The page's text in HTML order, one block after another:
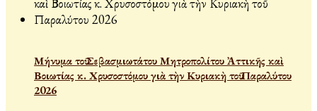
Μήνυμα τοῦ Σεβασμιωτάτου Μητροπολίτου Ἀττικῆς καὶ
Βοιωτίας κ. Χρυσοστόμου γιὰ τὴν Κυριακὴ τοῦ Παραλύτου
2026